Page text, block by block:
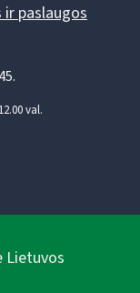
paslaugos
val.
Lietuvos